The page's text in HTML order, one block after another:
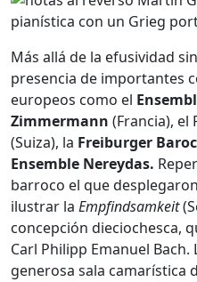
Más allá de la efusividad
presencia de importantes
europeos como el
Zimmermann (Francia), el
(Suiza), la Freiburger
Ensemble Nereydas.
barroco el que
ilustrar la Empfindsamkeit
concepción dieciochesca,
Carl Philipp Emanuel Bach.
generosa sala camarística